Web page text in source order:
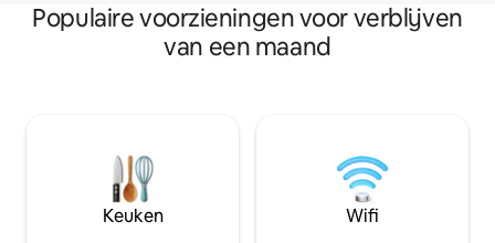
Populaire voorzieningen voor verblijven
van een maand
Keuken Wifi